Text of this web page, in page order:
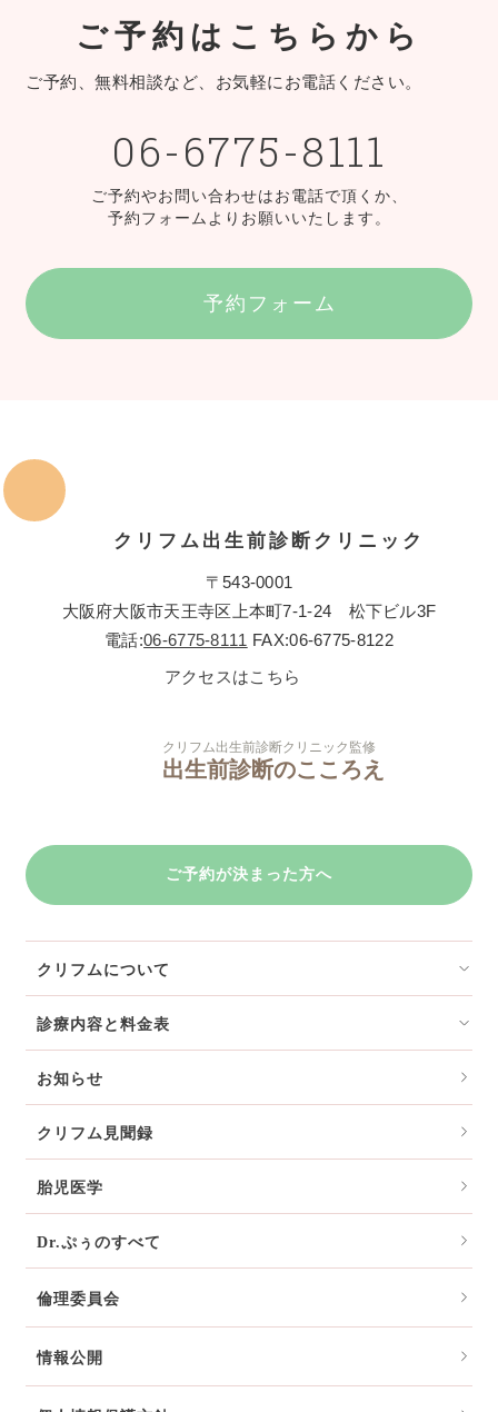
ご予約はこちらから
ご予約、無料相談など、お気軽にお電話ください。
06-6775-8111
ご予約やお問い合わせはお電話で頂くか、
予約フォームよりお願いいたします。
予約フォーム
クリフム出生前診断クリニック
〒543-0001
大阪府大阪市天王寺区上本町7-1-24 松下ビル3F
電話:06-6775-8111 FAX:06-6775-8122
アクセスはこちら
クリフム出生前診断クリニック監修
出生前診断のこころえ
ご予約が決まった方へ
クリフムについて
診療内容と料金表
お知らせ
クリフム見聞録
胎児医学
Dr.ぷぅのすべて
倫理委員会
情報公開